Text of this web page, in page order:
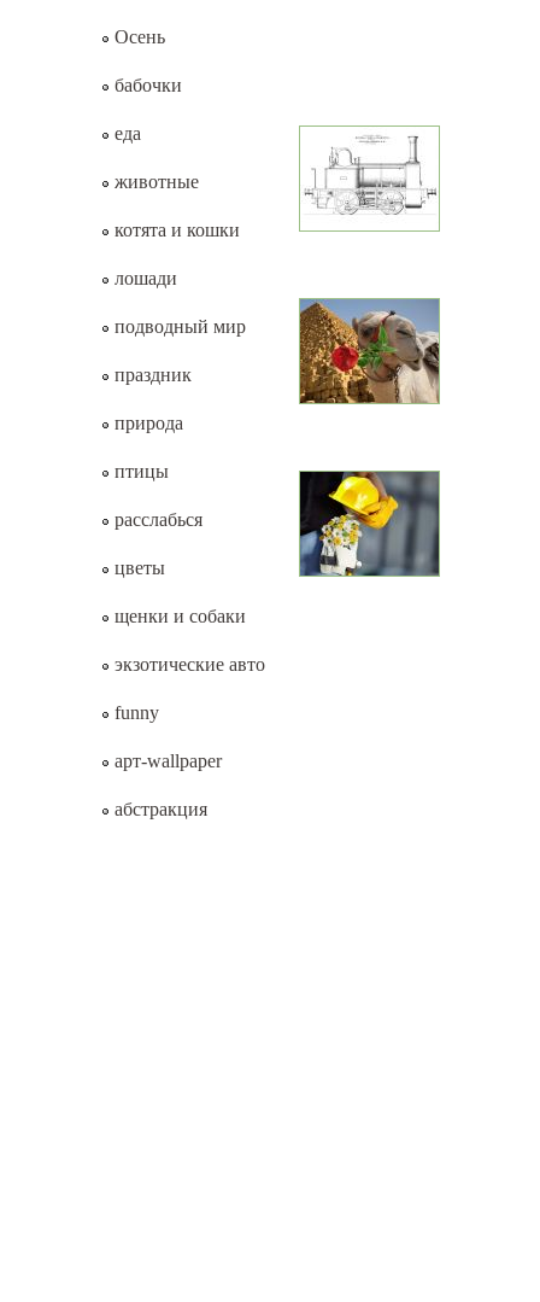
Осень
бабочки
еда
животные
котята и кошки
лошади
подводный мир
праздник
природа
птицы
расслабься
цветы
щенки и собаки
экзотические авто
funny
арт-wallpaper
абстракция